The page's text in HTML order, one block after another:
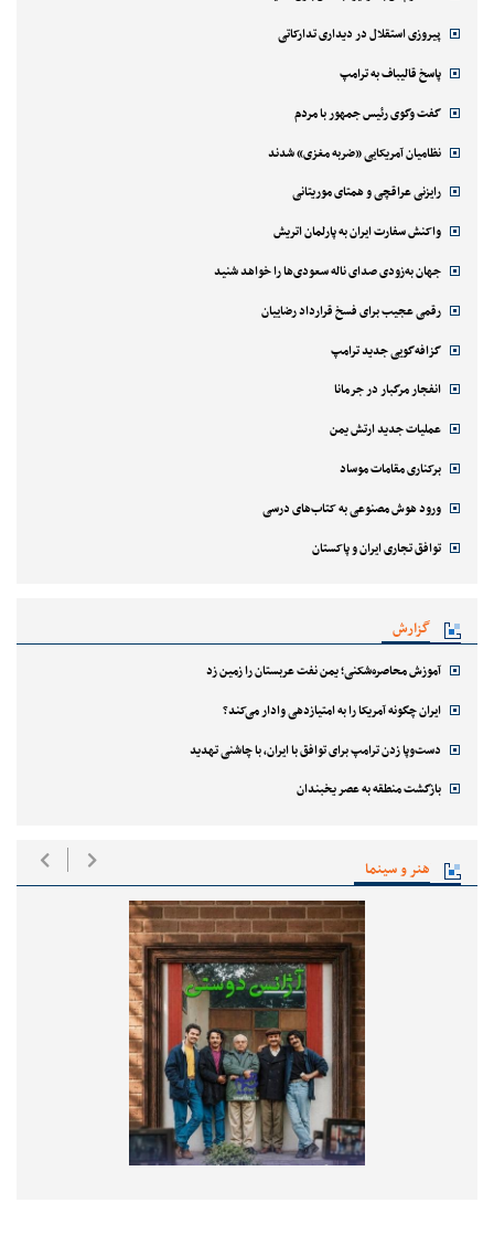
پیروزی استقلال در دیداری تدارکاتی
پاسخ قالیباف به ترامپ
گفت وگوی رئیس جمهور با مردم
نظامیان آمریکایی «ضربه مغزی» شدند
رایزنی عراقچی و همتای موریتانی
واکنش سفارت ایران به پارلمان اتریش
جهان به‌زودی صدای ناله سعودی‌ها را خواهد شنید
رقمی عجیب برای فسخ قرارداد رضاییان
گزافه‌گویی جدید ترامپ
انفجار مرگبار در جرمانا
عملیات جدید ارتش یمن
برکناری مقامات موساد
ورود هوش مصنوعی به کتاب‌های درسی
توافق تجاری ایران و پاکستان
گزارش
آموزش محاصره‌شکنی؛ یمن نفت عربستان را زمین زد
ایران چگونه آمریکا را به امتیازدهی وادار می‌کند؟
دست‌وپا زدن ترامپ برای توافق با ایران، با چاشنی تهدید
بازگشت منطقه به عصر یخبندان
هنر و سینما